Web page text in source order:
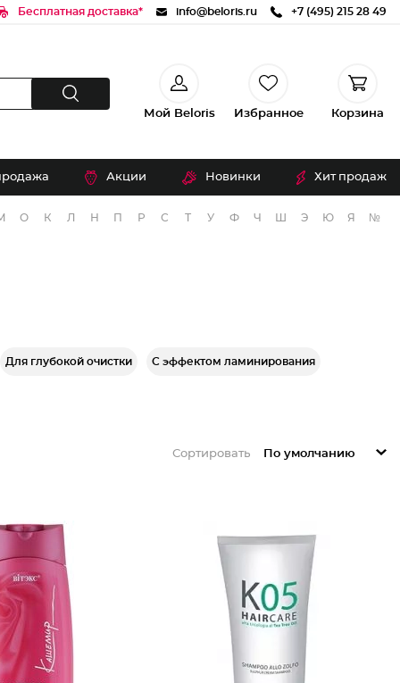
Бесплатная доставка* info@beloris.ru +7 (495) 215 28 49
Мой Beloris Избранное Корзина
Акции Новинки Хит продаж
О К Л Н П Р С Т У Ф Ч Э Ю Я №
Для глубокой очистки С эффектом ламинирования
Сортировать По умолчанию